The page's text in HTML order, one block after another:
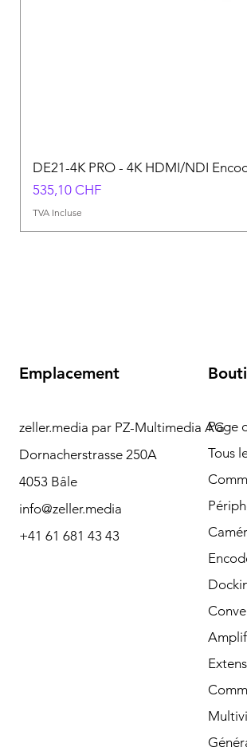
DE21-4K PRO - 4K HDMI/NDI
Prix
535,10 CHF
TVA Incluse
Besoin d'aide?
nous contacter pour
toute question par
téléphone ou par
Emplacement
zeller.media par PZ-Multimedia AG
Dornacherstrasse 250A
4053 Bâle
info@zeller.media
+41 61 681 43 43
Page
Tous